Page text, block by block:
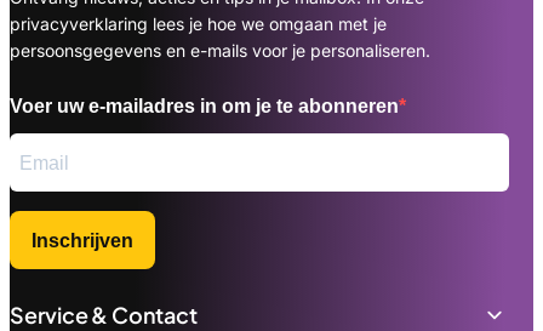
privacyverklaring lees je hoe we omgaan met je
persoonsgegevens en e-mails voor je personaliseren.
Voer uw e-mailadres in om je te abonneren
Inschrijven
Service & Contact